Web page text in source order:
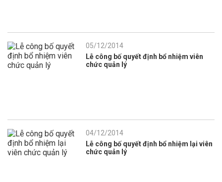
05/12/2014
Lễ công bố quyết định bổ nhiệm viên
chức quản lý
04/12/2014
Lễ công bố quyết định bổ nhiệm lại viên
chức quản lý